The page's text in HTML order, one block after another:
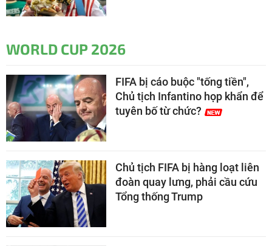
WORLD CUP 2026
FIFA bị cáo buộc "tống tiền",
Chủ tịch Infantino họp khẩn để
tuyên bố từ chức?
Chủ tịch FIFA bị hàng loạt liên
đoàn quay lưng, phải cầu cứu
Tổng thống Trump